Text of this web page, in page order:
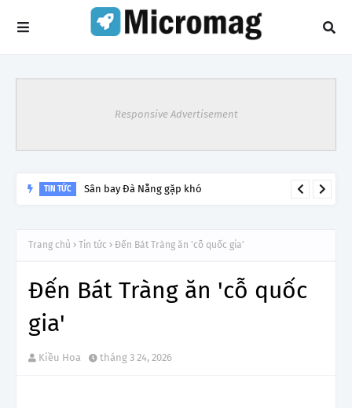
Responsive Advertisement
TIN TỨC Sân bay Đà Nẵng gặp khó
Trang chủ Tin tức Đến Bát Tràng ăn 'cỗ quốc gia'
Đến Bát Tràng ăn 'cỗ quốc
gia'
Kiều Hoa tháng 3 24, 2026